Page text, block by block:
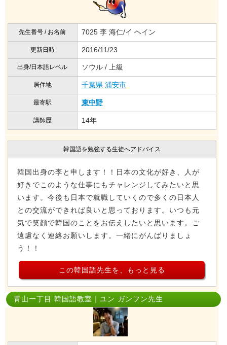
先生番号 / お名前 7025 李 海仁/イ ヘイン
更新日時 2016/11/23
出身/日本語レベル ソウル / 上級
居住地 千葉県 浦安市
最寄駅 東中野
講師歴 14年
韓国語を勉強する生徒へアドバイス
韓国出身の李と申します！！日本の文化が好き、人が
好きでこのような仕事にもチャレンジしてみたいと思
います。今後も日本で就職していくので多くの日本人
との交流ができれば良いと思っております。いつも元
気で笑顔で韓国のことをお伝えしたいと思います。ご
遠慮なく連絡お願いします。一緒にがんばりましょ
う！！
この韓国語先生を、もっと見る
青山一丁目 韓国語教室｜ユン ガンフン先生